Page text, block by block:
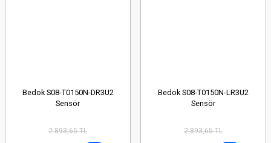
Bedok S08-T0150N-DR3U2
Sensör
2.893,65 TL
Bedok S08-T0150N-LR3U2
Sensör
2.893,65 TL